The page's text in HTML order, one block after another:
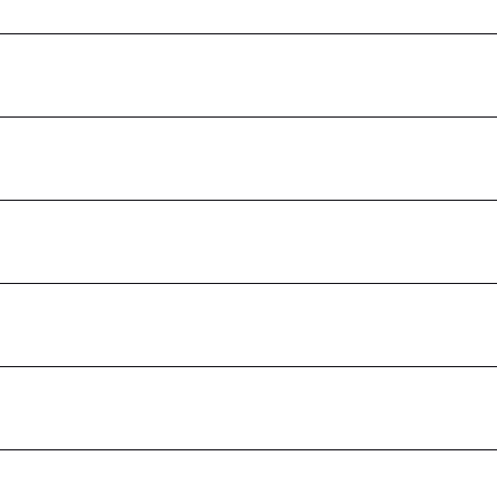
Basilicata
Molise
Bezirk Marijampolė
Northern Region
Woiwodschaft Masowien